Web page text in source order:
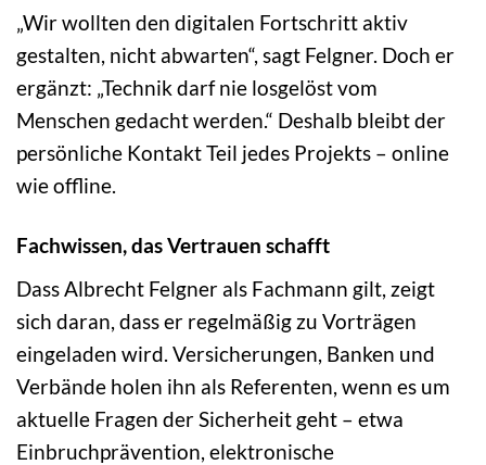
„Wir wollten den digitalen Fortschritt aktiv
gestalten, nicht abwarten“, sagt Felgner. Doch er
ergänzt: „Technik darf nie losgelöst vom
Menschen gedacht werden.“ Deshalb bleibt der
persönliche Kontakt Teil jedes Projekts – online
wie offline.
Fachwissen, das Vertrauen schafft
Dass Albrecht Felgner als Fachmann gilt, zeigt
sich daran, dass er regelmäßig zu Vorträgen
eingeladen wird. Versicherungen, Banken und
Verbände holen ihn als Referenten, wenn es um
aktuelle Fragen der Sicherheit geht – etwa
Einbruchprävention, elektronische